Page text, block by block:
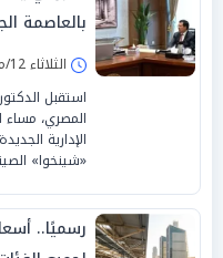
بالعاصمة
الثلاثاء 12/مايو/2026 - 07:26 م
استقبل
المصري، مساء
الإدارية
«شينخوا»
رسميًا..